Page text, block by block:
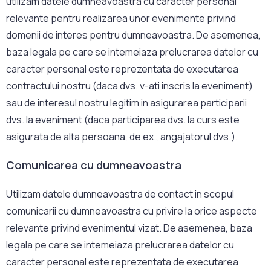
relevante pentru realizarea unor evenimente privind
domenii de interes pentru dumneavoastra. De asemenea,
baza legala pe care se intemeiaza prelucrarea datelor cu
caracter personal este reprezentata de executarea
contractului nostru (daca dvs. v-ati inscris la eveniment)
sau de interesul nostru legitim in asigurarea participarii
dvs. la eveniment (daca participarea dvs. la curs este
asigurata de alta persoana, de ex., angajatorul dvs.).
Comunicarea cu dumneavoastra
Utilizam datele dumneavoastra de contact in scopul
comunicarii cu dumneavoastra cu privire la orice aspecte
relevante privind evenimentul vizat. De asemenea, baza
legala pe care se intemeiaza prelucrarea datelor cu
caracter personal este reprezentata de executarea